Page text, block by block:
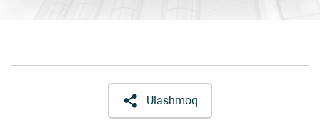
Ulashmoq